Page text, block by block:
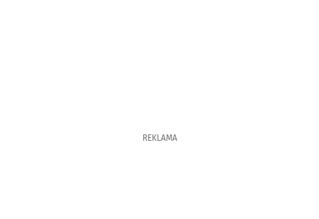
REKLAMA